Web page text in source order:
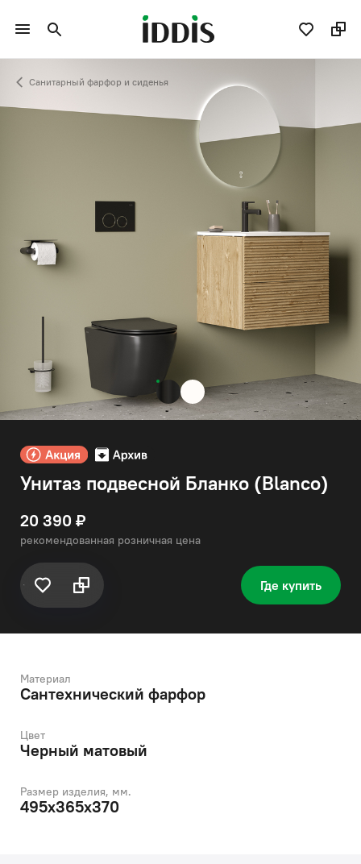
Санитарный фарфор и сиденья
Унитаз подвесной Бланко (Blanco)
20 390 ₽
рекомендованная розничная цена
Где купить
Материал
Сантехнический фарфор
Цвет
Черный матовый
Размер изделия, мм.
495х365х370